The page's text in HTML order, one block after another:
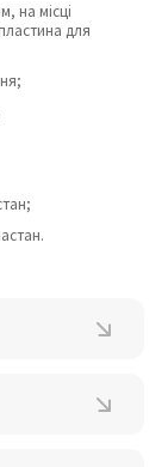
на місці
для